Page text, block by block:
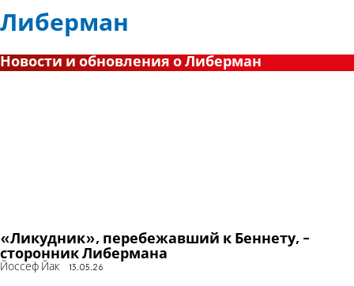
Либерман
Новости и обновления о Либерман
«Ликудник», перебежавший к Беннету, -
сторонник Либермана
Йоссеф Йак 13.05.26